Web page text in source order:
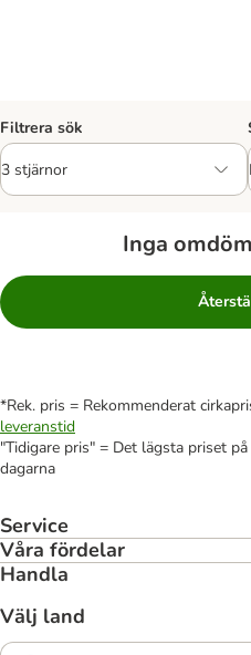
Filtrera sök
Inga
*Rek. pris = Rekommenderat
leveranstid
"Tidigare pris" = Det lägsta priset
dagarna
Service
Våra fördelar
Handla
Välj land